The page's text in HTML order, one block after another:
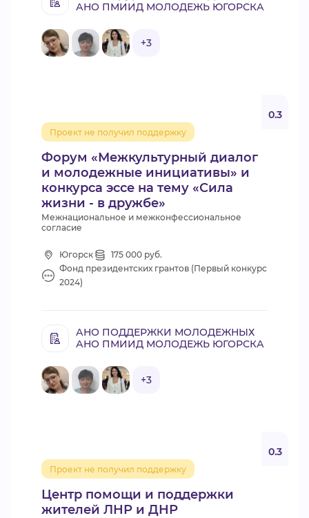
АНО ПМИИД МОЛОДЕЖЬ ЮГОРСКА
+3
Форум «Межкультурный диалог
и молодежные инициативы» и
конкурса эссе на тему «Сила
жизни - в дружбе»
Проект не получил поддержку
0.3
Межнациональное и межконфессиональное
согласие
Югорск
175 000 руб.
Фонд президентских грантов (Первый конкурс
2024)
АНО ПОДДЕРЖКИ МОЛОДЕЖНЫХ
АНО ПМИИД МОЛОДЕЖЬ ЮГОРСКА
+3
Центр помощи и поддержки
жителей ЛНР и ДНР
Проект не получил поддержку
0.3